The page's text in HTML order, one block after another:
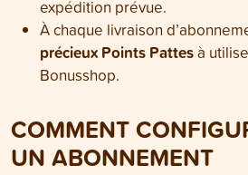
expédition prévue.
À chaque livraison
précieux Points Pattes à
Bonusshop.
COMMENT
UN ABONNEMENT